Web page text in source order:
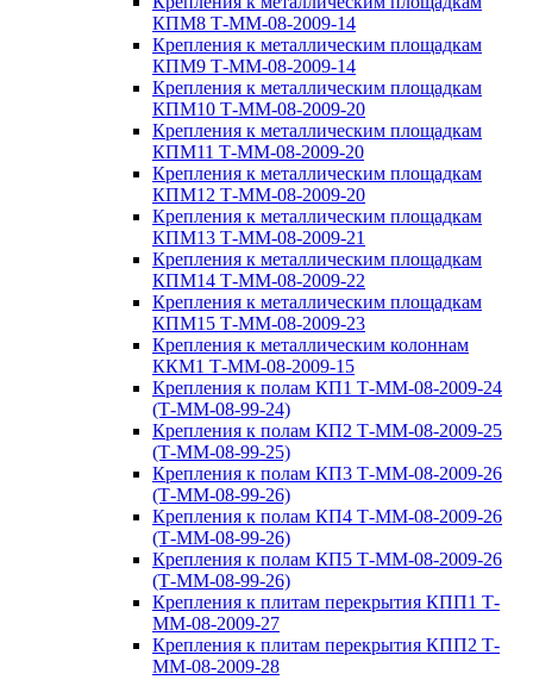
КПМ8 Т-ММ-08-2009-14
Крепления к металлическим площадкам
КПМ9 Т-ММ-08-2009-14
Крепления к металлическим площадкам
КПМ10 Т-ММ-08-2009-20
Крепления к металлическим площадкам
КПМ11 Т-ММ-08-2009-20
Крепления к металлическим площадкам
КПМ12 Т-ММ-08-2009-20
Крепления к металлическим площадкам
КПМ13 Т-ММ-08-2009-21
Крепления к металлическим площадкам
КПМ14 Т-ММ-08-2009-22
Крепления к металлическим площадкам
КПМ15 Т-ММ-08-2009-23
Крепления к металлическим колоннам
ККМ1 Т-ММ-08-2009-15
Крепления к полам КП1 Т-ММ-08-2009-24
(Т-ММ-08-99-24)
Крепления к полам КП2 Т-ММ-08-2009-25
(Т-ММ-08-99-25)
Крепления к полам КП3 Т-ММ-08-2009-26
(Т-ММ-08-99-26)
Крепления к полам КП4 Т-ММ-08-2009-26
(Т-ММ-08-99-26)
Крепления к полам КП5 Т-ММ-08-2009-26
(Т-ММ-08-99-26)
Крепления к плитам перекрытия КПП1 Т-
ММ-08-2009-27
Крепления к плитам перекрытия КПП2 Т-
ММ-08-2009-28